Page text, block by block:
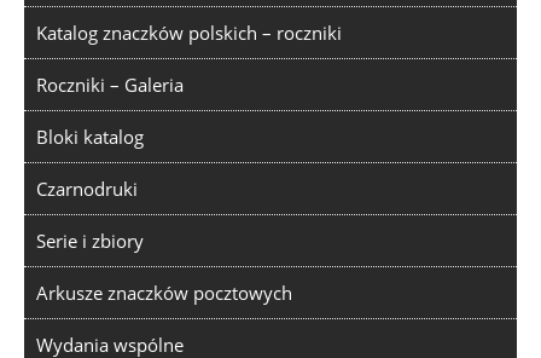
Katalog znaczków polskich – roczniki
Roczniki – Galeria
Bloki katalog
Czarnodruki
Serie i zbiory
Arkusze znaczków pocztowych
Wydania wspólne